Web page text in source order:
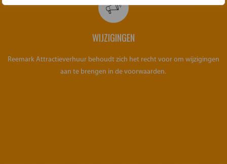
WIJZIGINGEN
Reemark Attractieverhuur behoudt zich het recht voor om wijzigingen
aan te brengen in de voorwaarden.